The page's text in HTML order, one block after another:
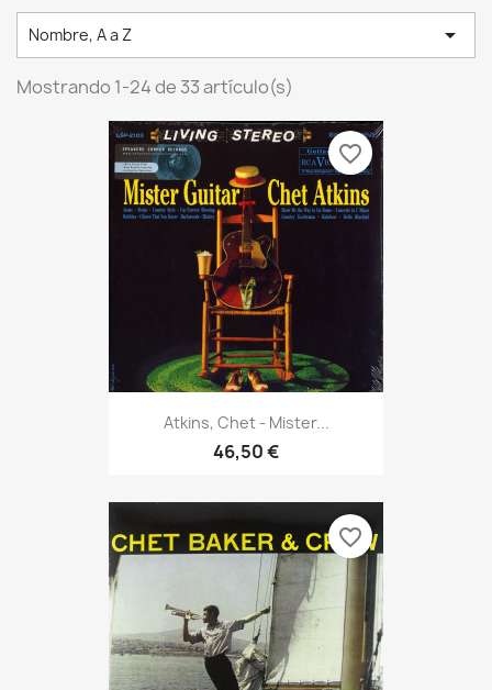
Nombre, A a Z 
Mostrando 1-24 de 33 artículo(s)
Atkins, Chet - Mister...
46,50 €
favorite_border
favorite_border